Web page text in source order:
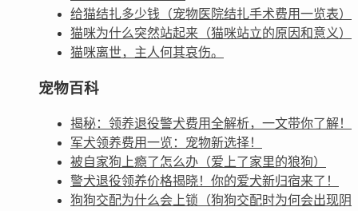
给猫结扎多少钱（宠物医院结扎手术费用一览表）
猫咪为什么突然站起来（猫咪站立的原因和意义）
猫咪离世，主人何其哀伤。
宠物百科
揭秘：领养退役警犬费用全解析，一文带你了解！
军犬领养费用一览：宠物新选择！
被自家狗上瘾了怎么办（爱上了家里的狼狗）
警犬退役领养价格揭晓！你的爱犬新归宿来了！
狗狗交配为什么会上锁（狗狗交配时为何会出现阴